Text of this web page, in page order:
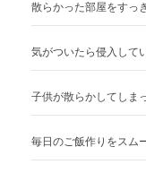
散らかった部屋をすっ
気がついたら侵入して
子供が散らかしてしま
毎日のご飯作りをスム